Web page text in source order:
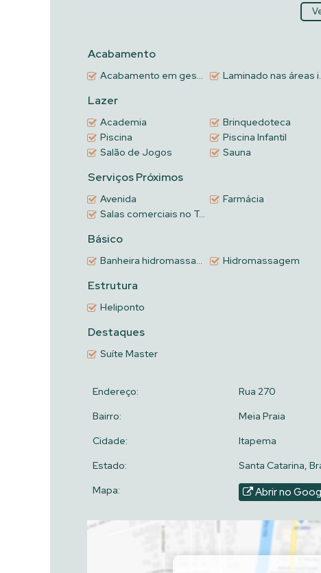
Viva a experiência de morar em um empreendimento
Acabamento
Acabamento em gesso Laminado nas áreas intimas
Lazer
Academia Brinquedoteca
Piscina
Piscina Infantil
Salão de Jogos
Sauna
Serviços Próximos
Avenida Farmácia
Salas comerciais no Térreo
Básico
Banheira hidromassagem Hidromassagem
Estrutura
Heliponto
Destaques
Suíte Master
Endereço:
Rua 270
Bairro:
Meia Praia
Cidade:
Itapema
Estado:
Santa Catarina,
Mapa:
Abrir no